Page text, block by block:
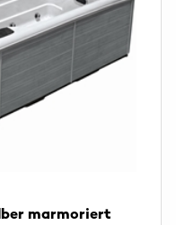
marmoriert